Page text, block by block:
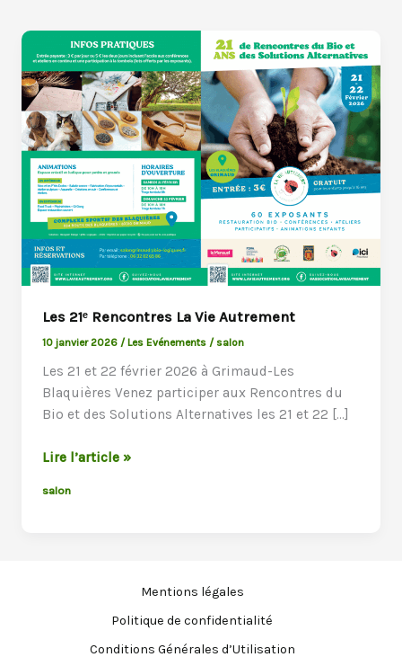
Les 21ᵉ Rencontres La Vie Autrement
10 janvier 2026 /Les Evénements /salon
Les 21 et 22 février 2026 à Grimaud-Les
Blaquières Venez participer aux Rencontres du
Bio et des Solutions Alternatives les 21 et 22 […]
Les
Rencontres
Lire l’article »
salon
Mentions légales
Politique de confidentialité
Conditions Générales d’Utilisation